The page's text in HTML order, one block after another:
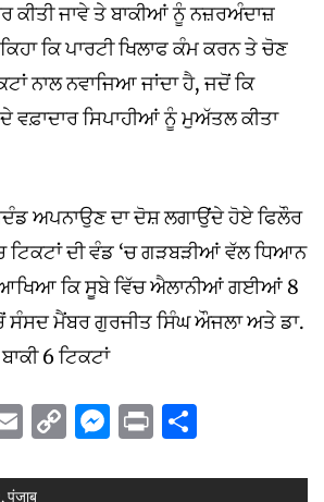
ਕੀਤੀ ਜਾਵੇ ਤੇ ਬਾਕੀਆਂ ਨੂੰ ਨਜ਼ਰਅੰਦਾਜ਼
ਕਿ ਪਾਰਟੀ ਖਿਲਾਫ ਕੰਮ ਕਰਨ ਤੇ ਚੋਣ
ਨਾਲ ਨਵਾਜਿਆ ਜਾਂਦਾ ਹੈ, ਜਦੋਂ ਕਿ
ਵਫ਼ਾਦਾਰ ਸਿਪਾਹੀਆਂ ਨੂੰ ਮੁਅੱਤਲ ਕੀਤਾ
ਅਪਨਾਉਣ ਦਾ ਦੋਸ਼ ਲਗਾਉਂਦੇ ਹੋਏ ਫਿਲੌਰ
ਟਿਕਟਾਂ ਦੀ ਵੰਡ ‘ਚ ਗੜਬੜੀਆਂ ਵੱਲ ਧਿਆਨ
ਕਿ ਸੂਬੇ ਵਿੱਚ ਐਲਾਨੀਆਂ ਗਈਆਂ 8
ਸੰਸਦ ਮੈਂਬਰ ਗੁਰਜੀਤ ਸਿੰਘ ਔਜਲਾ ਅਤੇ ਡਾ.
6 ਟਿਕਟਾਂ
Email
CopyMessenger
Print
,पंजाब